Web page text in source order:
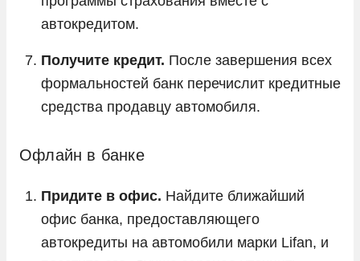
автокредитом.
Получите кредит. После завершения всех
формальностей банк перечислит кредитные
средства продавцу автомобиля.
Офлайн в банке
Придите в офис. Найдите ближайший
офис банка, предоставляющего
автокредиты на автомобили марки Lifan, и